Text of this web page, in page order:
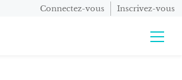
Connectez-vous Inscrivez-vous